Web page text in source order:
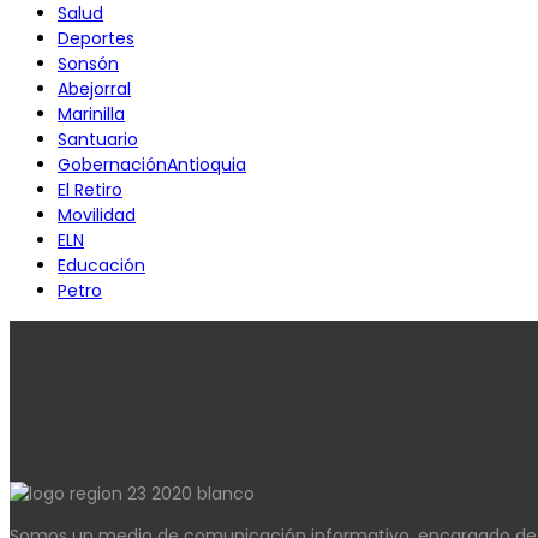
Salud
Deportes
Sonsón
Abejorral
Marinilla
Santuario
GobernaciónAntioquia
El Retiro
Movilidad
ELN
Educación
Petro